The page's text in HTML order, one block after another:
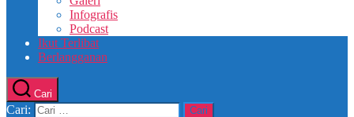
Infografis
Podcast
Ikut Terlibat
Berlangganan
Cari
Cari: